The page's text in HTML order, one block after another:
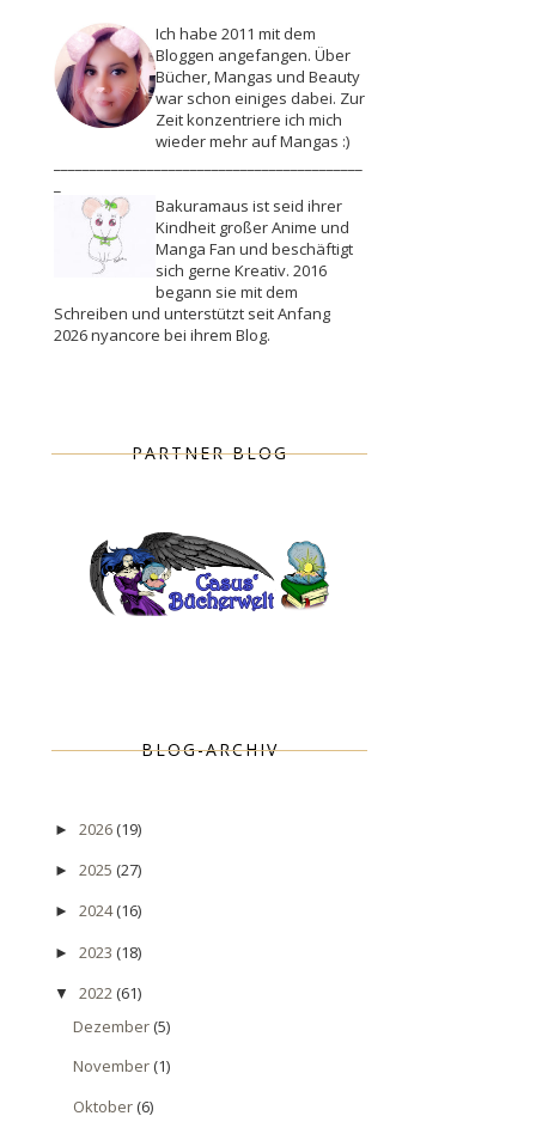
Ich habe 2011 mit dem
Bloggen angefangen. Über
Bücher, Mangas und Beauty
war schon einiges dabei. Zur
Zeit konzentriere ich mich
wieder mehr auf Mangas :)
Bakuramaus ist seid ihrer
Kindheit großer Anime und
Manga Fan und beschäftigt
sich gerne Kreativ. 2016
begann sie mit dem
Schreiben und unterstützt seit Anfang
2026 nyancore bei ihrem Blog.
PARTNER BLOG
BLOG-ARCHIV
► 2026(19)
► 2025 (27)
► 2024(16)
► 2023 (18)
▼ 2022(61)
Dezember(5)
November(1)
Oktober(6)